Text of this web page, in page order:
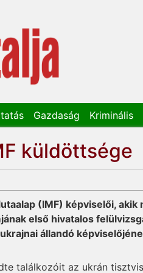
Gazdaság Kriminális
küldöttsége
(IMF) képviselői, akik
első hivatalos
állandó
találkozóit az ukrán